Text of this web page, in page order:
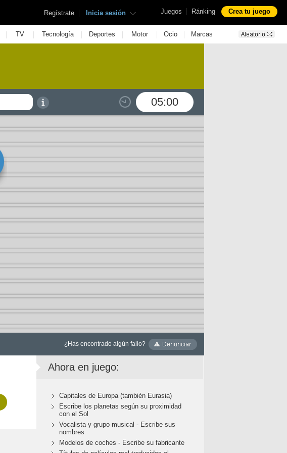
Juegos | Ránking Crea tu juego
Regístrate | Inicia sesión
| TV | Tecnología | Deportes | Motor | Ocio | Marcas
05:00
¿Has encontrado algún fallo?
Ahora en juego:
Capitales de Europa (también Eurasia)
Escribe los planetas según su proximidad
con el Sol
Vocalista y grupo musical - Escribe sus
nombres
Modelos de coches - Escribe su fabricante